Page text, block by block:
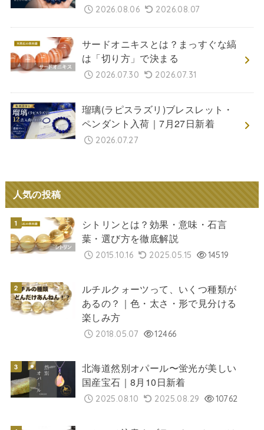
2026.08.06 2026.08.07
サードオニキスとは？まっすぐな縞
は「切り方」で決まる
2026.07.30 2026.07.31
瑠璃(ラピスラズリ)ブレスレット・
ペンダント入荷｜7月27日新着
2026.07.27
人気の投稿
シトリンとは？効果・意味・石言
葉・選び方を徹底解説
2015.10.16 2025.05.15 14519
ルチルクォーツって、いくつ種類が
あるの？｜色・太さ・形で見分ける
楽しみ方
2018.05.07 12466
北海道然別オパール〜蛍光が美しい
国産宝石｜8月10日新着
2025.08.10 2025.08.29 10762